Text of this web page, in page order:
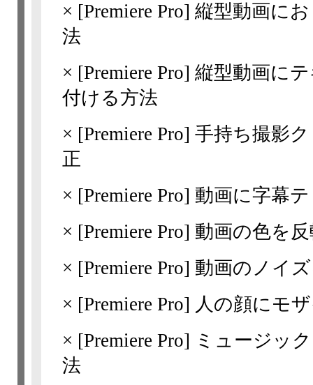
× [Premiere Pro] 縦型動画に
法
× [Premiere Pro] 縦型動画に
付ける方法
× [Premiere Pro] 手持ち撮影
正
× [Premiere Pro] 動画に字幕
× [Premiere Pro] 動画の色を
× [Premiere Pro] 動画のノイ
× [Premiere Pro] 人の顔にモ
× [Premiere Pro] ミュージッ
法